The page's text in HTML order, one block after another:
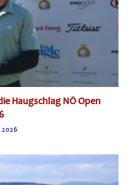
Haugschlag NÖ Open
2026